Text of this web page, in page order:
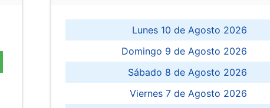
Lunes 10 de Agosto 2026
Domingo 9 de Agosto 2026
Sábado 8 de Agosto 2026
Viernes 7 de Agosto 2026